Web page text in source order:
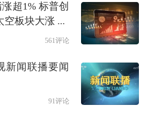
旗下红土精选近1年涨幅
模块、PCB等行业龙头
重仓标的。基金经理盖俊
指出，AI产业各个环节的
不穷，例如算力、液冷、
超1% 标普创
空板块大涨 ...
561评论
新闻联播要闻
91评论